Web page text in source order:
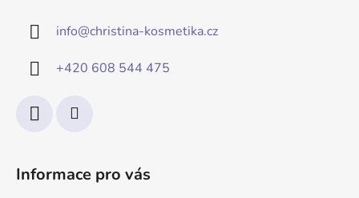
info@christina-kosmetika.cz
+420 608 544 475
Informace pro vás